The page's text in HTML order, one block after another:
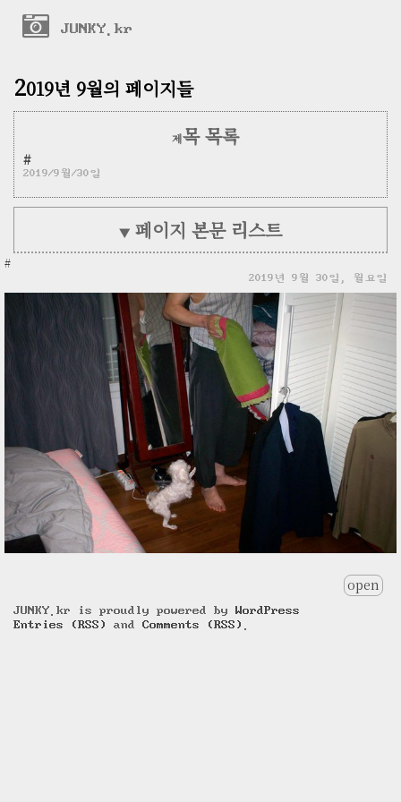
JUNKY.kr
2019년 9월의 페이지들
제목 목록
#
2019/9월/30일
▼ 페이지 본문 리스트
#
2019년 9월 30일, 월요일
open
JUNKY.kr is proudly powered by WordPress
Entries (RSS)
and Comments (RSS)